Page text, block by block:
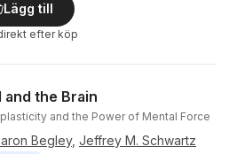
Lägg till
efter köp
and the Brain
and the Power of Mental Force
Begley, Jeffrey M. Schwartz